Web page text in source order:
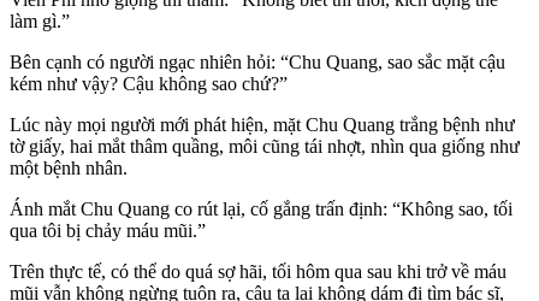
làm gì.”
Bên cạnh có người ngạc nhiên hỏi: “Chu Quang, sao sắc mặt cậu
kém như vậy? Cậu không sao chứ?”
Lúc này mọi người mới phát hiện, mặt Chu Quang trắng bệnh như
tờ giấy, hai mắt thâm quầng, môi cũng tái nhợt, nhìn qua giống như
một bệnh nhân.
Ánh mắt Chu Quang co rút lại, cố gắng trấn định: “Không sao, tối
qua tôi bị chảy máu mũi.”
Trên thực tế, có thể do quá sợ hãi, tối hôm qua sau khi trở về máu
mũi vẫn không ngừng tuôn ra, cậu ta lại không dám đi tìm bác sĩ,